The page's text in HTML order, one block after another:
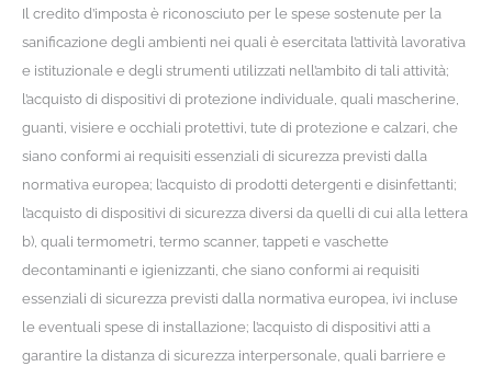
Il credito d’imposta è riconosciuto per le spese sostenute per la
sanificazione degli ambienti nei quali è esercitata l’attività lavorativa
e istituzionale e degli strumenti utilizzati nell’ambito di tali attività;
l’acquisto di dispositivi di protezione individuale, quali mascherine,
guanti, visiere e occhiali protettivi, tute di protezione e calzari, che
siano conformi ai requisiti essenziali di sicurezza previsti dalla
normativa europea; l’acquisto di prodotti detergenti e disinfettanti;
l’acquisto di dispositivi di sicurezza diversi da quelli di cui alla lettera
b), quali termometri, termo scanner, tappeti e vaschette
decontaminanti e igienizzanti, che siano conformi ai requisiti
essenziali di sicurezza previsti dalla normativa europea, ivi incluse
le eventuali spese di installazione; l’acquisto di dispositivi atti a
garantire la distanza di sicurezza interpersonale, quali barriere e